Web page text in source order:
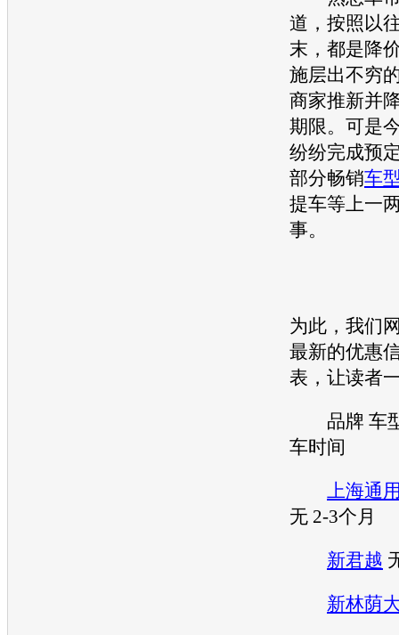
道，按照以
末，都是降
施层出不穷
商家推新并
期限。可是
纷纷完成预
部分畅销车
提车等上一
事。
为此，我们
最新的优惠
表，让读者
品牌 车
车时间
上海通
无 2-3个月
新君越
新林荫